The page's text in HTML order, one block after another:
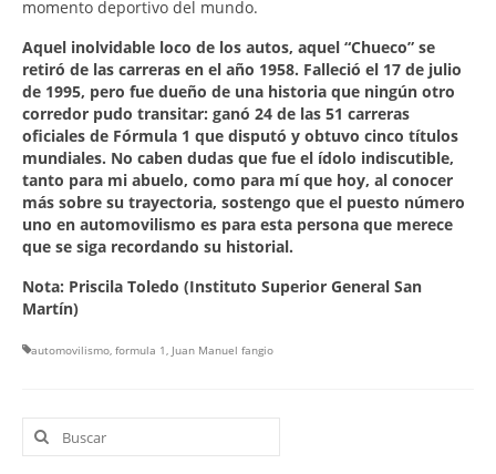
momento deportivo del mundo.
Aquel inolvidable loco de los autos, aquel “Chueco” se
retiró de las carreras en el año 1958. Falleció el 17 de julio
de 1995, pero fue dueño de una historia que ningún otro
corredor pudo transitar: ganó 24 de las 51 carreras
oficiales de Fórmula 1 que disputó y obtuvo cinco títulos
mundiales. No caben dudas que fue el ídolo indiscutible,
tanto para mi abuelo, como para mí que hoy, al conocer
más sobre su trayectoria, sostengo que el puesto número
uno en automovilismo es para esta persona que merece
que se siga recordando su historial.
Nota: Priscila Toledo (Instituto Superior General San
Martín)
automovilismo, formula 1, Juan Manuel fangio
Buscar
por: